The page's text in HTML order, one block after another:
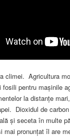
climei. Agricultura
fosili pentru mașinile
la distanțe
Dioxidul de
și seceta în multe
mai pronunțat îl are